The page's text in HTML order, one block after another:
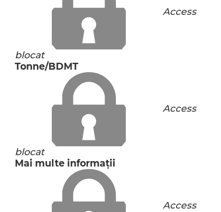
Access
blocat
Tonne/BDMT
Access
blocat
Mai multe informaţii
Access